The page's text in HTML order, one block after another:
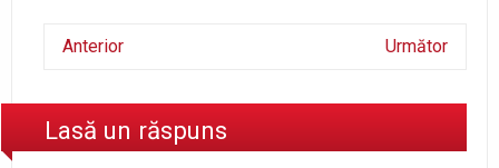
Anterior Următor
Lasă un răspuns